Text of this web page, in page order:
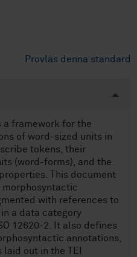
Provläs denna standard
a framework for the
of word-sized units in
tokens, their
(word-forms), and the
This document
morphosyntactic
with references to
a data category
12620-2. It also defines
annotations,
out in the TEI